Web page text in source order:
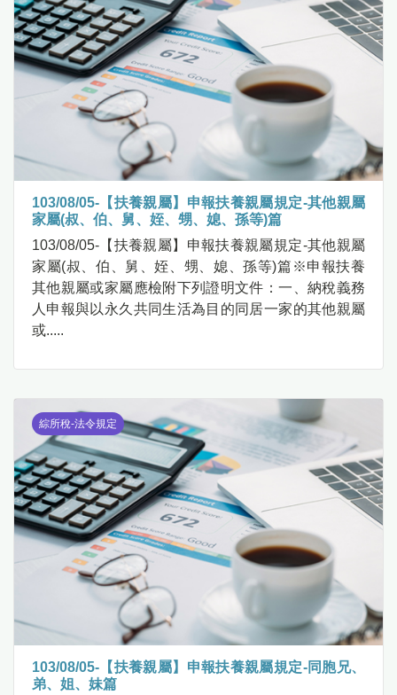
103/08/05-【扶養親屬】申報扶養親屬規定-其他親屬
家屬(叔、伯、舅、姪、甥、媳、孫等)篇
103/08/05-【扶養親屬】申報扶養親屬規定-其他親屬
家屬(叔、伯、舅、姪、甥、媳、孫等)篇※申報扶養
其他親屬或家屬應檢附下列證明文件：一、納稅義務
人申報與以永久共同生活為目的同居一家的其他親屬
或.....
綜所稅-法令規定
103/08/05-【扶養親屬】申報扶養親屬規定-同胞兄、
弟、姐、妹篇